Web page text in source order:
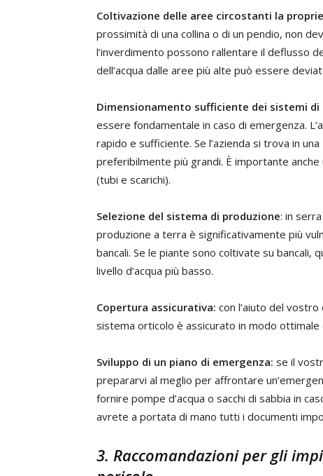
Coltivazione delle aree circostanti la
prossimità di una collina o di un pendio, non
l’inverdimento possono rallentare il deflusso
dell’acqua dalle aree più alte può essere
Dimensionamento sufficiente dei sistemi di
essere fondamentale in caso di emergenza.
rapido e sufficiente. Se l’azienda si trova in
preferibilmente più grandi. È importante
(tubi e scarichi).
Selezione del sistema di produzione: in
produzione a terra è significativamente più
bancali. Se le piante sono coltivate su bancali,
livello d’acqua più basso.
Copertura assicurativa: con l’aiuto del
sistema orticolo è assicurato in modo ottimale
Sviluppo di un piano di emergenza: se il
prepararvi al meglio per affrontare
fornire pompe d’acqua o sacchi di sabbia in
avrete a portata di mano tutti i documenti
3. Raccomandazioni per gli